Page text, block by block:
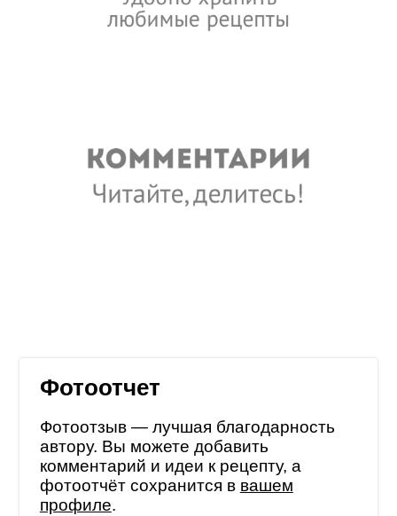
Фотоотчет
Фотоотзыв — лучшая благодарность
автору. Вы можете добавить
комментарий и идеи к рецепту, а
фотоотчёт сохранится в вашем
профиле.